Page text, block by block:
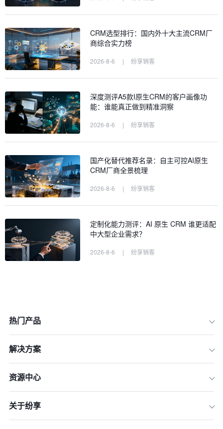
CRM选型排行：国内外十大主流CRM厂
商综合实力榜
2026-8-6 | 纷享销客
深度测评A5款I原生CRM的客户画像功
能：谁能真正做到精准洞察
2026-8-6 | 纷享销客
国产化替代推荐名录：自主可控AI原生
CRM厂商全景梳理
2026-8-6 | 纷享销客
定制化能力测评：AI 原生 CRM 谁更适配
中大型企业需求？
2026-8-6 | 纷享销客
热门产品
解决方案
资源中心
关于纷享